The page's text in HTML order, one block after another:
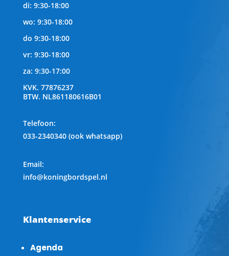
di: 9:30-18:00
wo: 9:30-18:00
do 9:30-18:00
vr: 9:30-18:00
za: 9:30-17:00
KVK. 77876237
BTW. NL861180616B01
Telefoon:
033-2340340 (ook whatsapp)
Email:
info@koningbordspel.nl
Klantenservice
Agenda